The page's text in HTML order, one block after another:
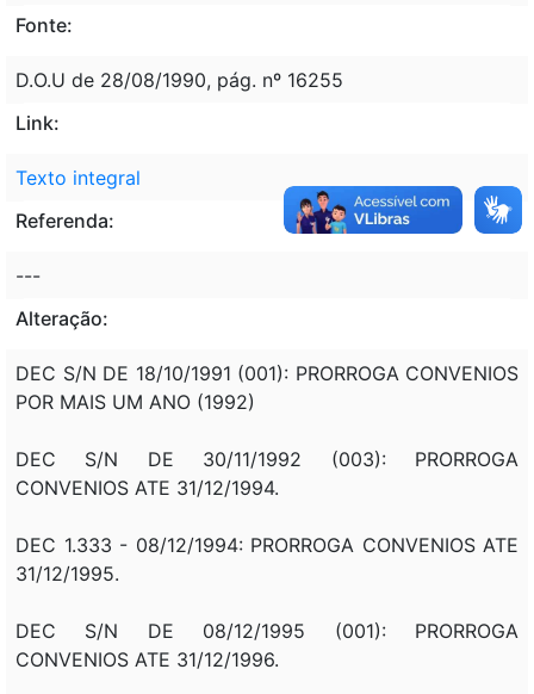
Fonte:
D.O.U de 28/08/1990, pág. nº 16255
Link:
Texto integral
Referenda:
---
Alteração:
DEC S/N DE 18/10/1991 (001): PRORROGA CONVENIOS
POR MAIS UM ANO (1992)
DEC S/N DE 30/11/1992 (003): PRORROGA
CONVENIOS ATE 31/12/1994.
DEC 1.333 - 08/12/1994: PRORROGA CONVENIOS ATE
31/12/1995.
DEC S/N DE 08/12/1995 (001): PRORROGA
CONVENIOS ATE 31/12/1996.